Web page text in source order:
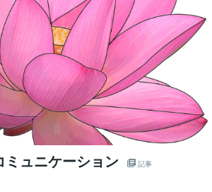
ュニケーション 記事